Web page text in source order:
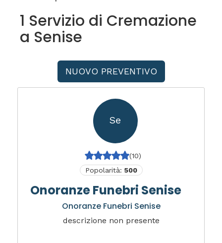
1 Servizio di Cremazione
a Senise
NUOVO PREVENTIVO
Se
(10)
Popolarità: 500
Onoranze Funebri Senise
Onoranze Funebri Senise
descrizione non presente